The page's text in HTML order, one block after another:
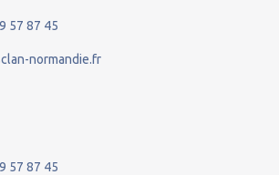
57 87 45
normandie.fr
57 87 45